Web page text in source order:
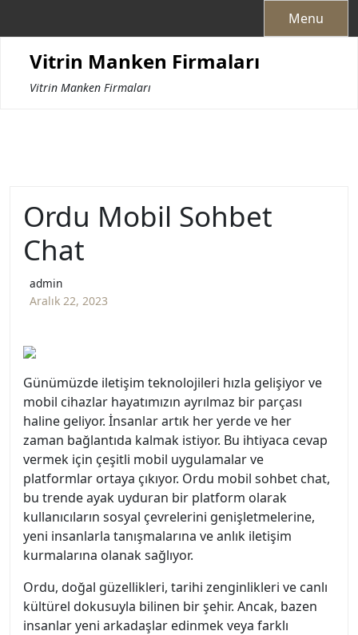
Menu
Vitrin Manken Firmaları
Vitrin Manken Firmaları
Ordu Mobil Sohbet
Chat
admin
Aralık 22, 2023
Günümüzde iletişim teknolojileri hızla gelişiyor ve
mobil cihazlar hayatımızın ayrılmaz bir parçası
haline geliyor. İnsanlar artık her yerde ve her
zaman bağlantıda kalmak istiyor. Bu ihtiyaca cevap
vermek için çeşitli mobil uygulamalar ve
platformlar ortaya çıkıyor. Ordu mobil sohbet chat,
bu trende ayak uyduran bir platform olarak
kullanıcıların sosyal çevrelerini genişletmelerine,
yeni insanlarla tanışmalarına ve anlık iletişim
kurmalarına olanak sağlıyor.
Ordu, doğal güzellikleri, tarihi zenginlikleri ve canlı
kültürel dokusuyla bilinen bir şehir. Ancak, bazen
insanlar yeni arkadaşlar edinmek veya farklı